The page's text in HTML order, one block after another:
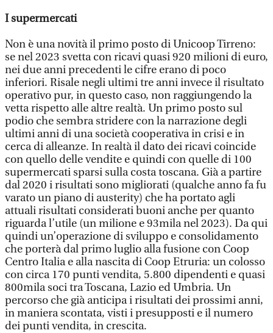
I supermercati
Non è una novità il primo posto di Unicoop Tirreno:
se nel 2023 svetta con ricavi quasi 920 milioni di euro,
nei due anni precedenti le cifre erano di poco
inferiori. Risale negli ultimi tre anni invece il risultato
operativo pur, in questo caso, non raggiungendo la
vetta rispetto alle altre realtà. Un primo posto sul
podio che sembra stridere con la narrazione degli
ultimi anni di una società cooperativa in crisi e in
cerca di alleanze. In realtà il dato dei ricavi coincide
con quello delle vendite e quindi con quelle di 100
supermercati sparsi sulla costa toscana. Già a partire
dal 2020 i risultati sono migliorati (qualche anno fa fu
varato un piano di austerity) che ha portato agli
attuali risultati considerati buoni anche per quanto
riguarda l’utile (un milione e 93mila nel 2023). Da qui
quindi un’operazione di sviluppo e consolidamento
che porterà dal primo luglio alla fusione con Coop
Centro Italia e alla nascita di Coop Etruria: un colosso
con circa 170 punti vendita, 5.800 dipendenti e quasi
800mila soci tra Toscana, Lazio ed Umbria. Un
percorso che già anticipa i risultati dei prossimi anni,
in maniera scontata, visti i presupposti e il numero
dei punti vendita, in crescita.